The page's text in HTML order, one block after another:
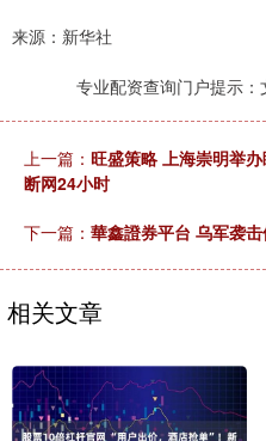
来源：新华社
专业配资查询门户提示：
上一篇： 旺盛策略 上海崇明举
断网24小时
下一篇： 華鑫證券平台 乌军袭
相关文章